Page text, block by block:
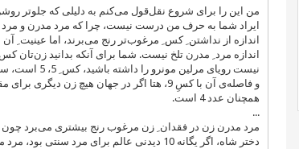
من این را برای شروع نقل‌قول می‌کنم به دلیلی که جلوتر
ایراد شما به حرف من درست نیست، چرا که مرد مدرن و
اندازه از نداشتن ِ کس ِ مرغوب‌تر رنج می‌برند، اما عینیت
اندازه مرد ِ مدرن تلخ نیست. شما برای آنکه بدانید زن‌تان
نیست رویای مرلین مونرو را داشته باشید، کس ِ 5، 5 است، سه هزار سال پیش و سه هزار سال بعد
و فاصله‌ی آن با کسِ 9، هتا اگر در جهان هیچ زن دیگری برای مقایسه وجود نداشته باشد
همچنان عدد 4 است.
...
مرد مدرن زن در فقدان ِ زن مرغوب رنج بیشتری می‌برد چون
دختر شاه، اگر یگانه 10 دیدنی عالم برای مرد سنتی بود، مرد مدرن هر روز با هزاران